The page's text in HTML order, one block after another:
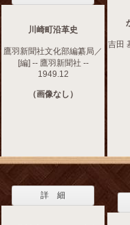
川崎町沿革史
鷹羽新聞社文化部編纂局／
[編] -- 鷹羽新聞社 --
1949.12
（画像なし）
吉田
詳 細